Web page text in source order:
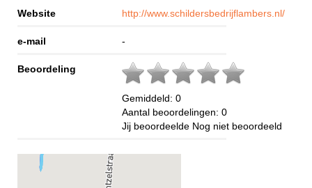
Website http://www.schildersbedrijflambers.nl/
e-mail -
Beoordeling
Gemiddeld: 0
Aantal beoordelingen: 0
Jij beoordeelde Nog niet beoordeeld